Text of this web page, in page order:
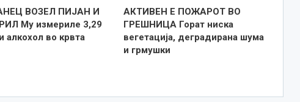
ВОЗЕЛ ПИЈАН И
Му измериле 3,29
алкохол во крвта
АКТИВЕН Е ПОЖАРОТ ВО
ГРЕШНИЦА Горат ниска
вегетација, деградирана шума
и грмушки